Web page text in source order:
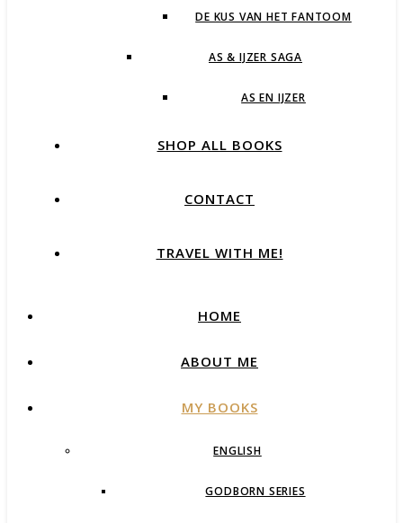
DE KUS VAN HET FANTOOM
AS & IJZER SAGA
AS EN IJZER
SHOP ALL BOOKS
CONTACT
TRAVEL WITH ME!
HOME
ABOUT ME
MY BOOKS
ENGLISH
GODBORN SERIES